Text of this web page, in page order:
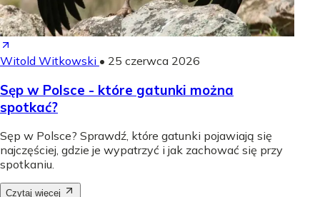
Witold Witkowski • 25 czerwca 2026
Sęp w Polsce - które gatunki można
spotkać?
Sęp w Polsce? Sprawdź, które gatunki pojawiają się
najczęściej, gdzie je wypatrzyć i jak zachować się przy
spotkaniu.
Czytaj więcej